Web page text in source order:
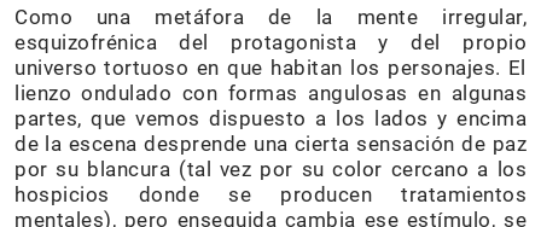
Como una metáfora de la mente irregular,
esquizofrénica del protagonista y del propio
universo tortuoso en que habitan los personajes. El
lienzo ondulado con formas angulosas en algunas
partes, que vemos dispuesto a los lados y encima
de la escena desprende una cierta sensación de paz
por su blancura (tal vez por su color cercano a los
hospicios donde se producen tratamientos
mentales), pero enseguida cambia ese estímulo, se